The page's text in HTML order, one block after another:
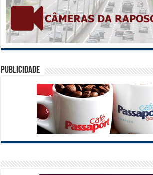
Publicidade